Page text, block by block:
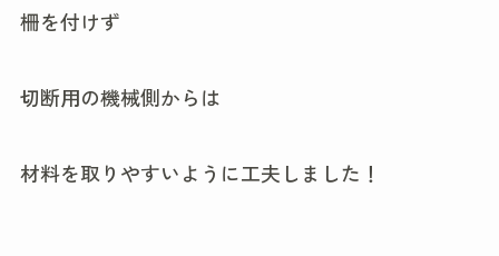
柵を付けず
切断用の機械側からは
材料を取りやすいように工夫しました！